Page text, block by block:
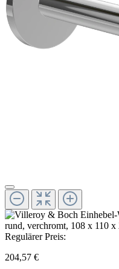
Regulärer Preis:
204,57 €